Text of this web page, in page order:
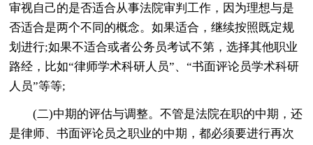
审视自己的是否适合从事法院审判工作，因为理想与是
否适合是两个不同的概念。如果适合，继续按照既定规
划进行;如果不适合或者公务员考试不第，选择其他职业
路经，比如“律师学术科研人员”、“书面评论员学术科研
人员”等等;
(二)中期的评估与调整。不管是法院在职的中期，还
是律师、书面评论员之职业的中期，都必须要进行再次